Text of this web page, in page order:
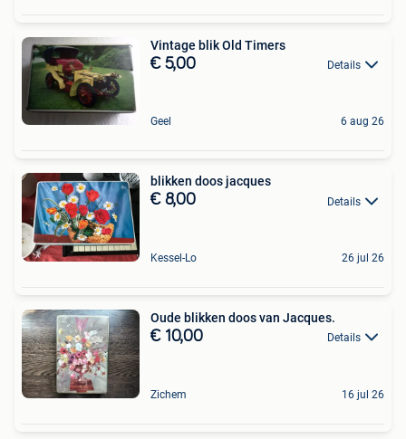
Vintage blik Old Timers
€ 5,00 Details
Geel 6 aug 26
blikken doos jacques
€ 8,00 Details
Kessel-Lo 26 jul 26
Oude blikken doos van Jacques.
€ 10,00 Details
Zichem 16 jul 26